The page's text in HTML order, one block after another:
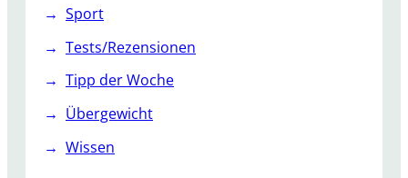
Sport
Tests/Rezensionen
Tipp der Woche
Übergewicht
Wissen